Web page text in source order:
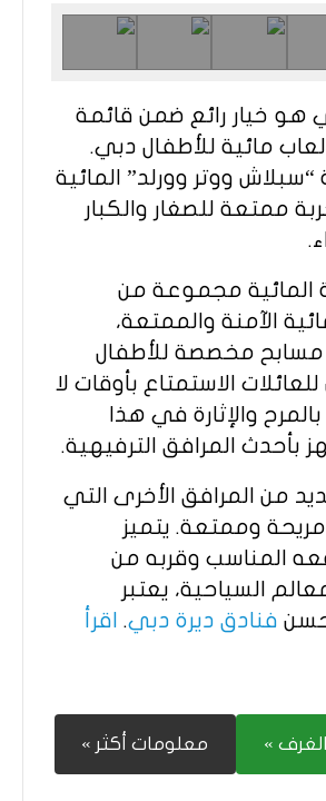
هو خيار رائع ضمن قائمة
مائية للأطفال دبي.
“سبلاش ووتر وورلد” المائية
ممتعة للصغار والكبار
المائية مجموعة من
الآمنة والممتعة،
مسابح مخصصة للأطفال
الاستمتاع بأوقات لا
والإثارة في هذا
بأحدث المرافق الترفيهية.
من المرافق الأخرى التي
وممتعة. يتميز
المناسب وقربه من
السياحية، يعتبر
فنادق ديرة دبي. اقرأ
» معلومات أكثر »